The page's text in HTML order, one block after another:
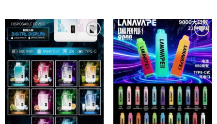
Add to
wishlist
Add to
wishlist